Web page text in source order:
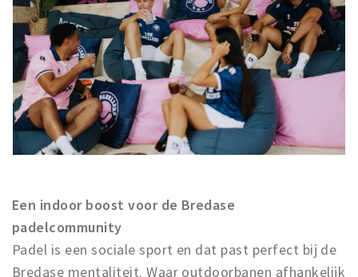
Een indoor boost voor de Bredase
padelcommunity
Padel is een sociale sport en dat past perfect bij de
Bredase mentaliteit. Waar outdoorbanen afhankelijk